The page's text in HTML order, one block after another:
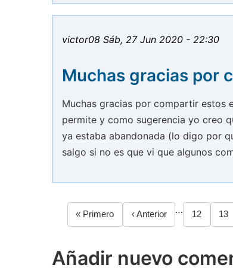
victor08 Sáb, 27 Jun 2020 - 22:30
Muchas gracias por
Muchas gracias por compartir estos
permite y como sugerencia yo creo
ya estaba abandonada (lo digo por
salgo si no es que vi que algunos
Paginación
Primera
página
« Primero
Página
anterior
‹ Anterior … Página
12 13
Añadir nuevo